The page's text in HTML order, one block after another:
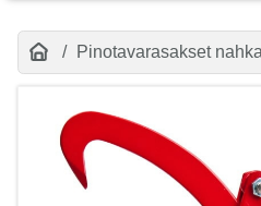
Pinotavarasakset